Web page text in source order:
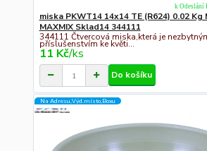
miska PKWT14 14x14 TE (R624) 0.02 Kg
MAXMIX Sklad14 344111
344111 Čtvercová miska,která je
příslušenstvím ke květi...
11 Kč/ks
k Odeslání
Do košíku
Na Adresu,Výd.místo,Boxu